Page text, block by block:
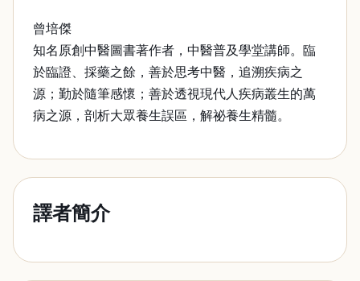
曾培傑
知名原創中醫圖書著作者，中醫普及學堂講師。臨
於臨證、採藥之餘，善於思考中醫，追溯疾病之
源；勤於隨筆感懷；善於透視現代人疾病叢生的萬
病之源，剖析大眾養生誤區，解祕養生精髓。
譯者簡介